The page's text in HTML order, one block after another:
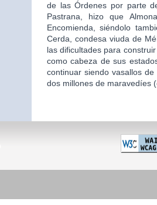
de las Órdenes por parte
Pastrana, hizo que
Encomienda, siéndolo
Cerda, condesa viuda de
las dificultades para
como cabeza de sus
continuar siendo vasallos
dos millones de maravedíes